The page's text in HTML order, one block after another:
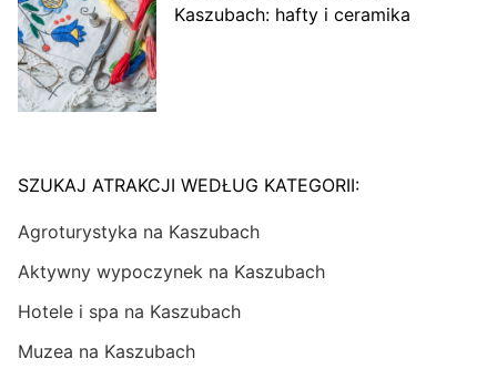
Kaszubach: hafty i ceramika
SZUKAJ ATRAKCJI WEDŁUG KATEGORII:
Agroturystyka na Kaszubach
Aktywny wypoczynek na Kaszubach
Hotele i spa na Kaszubach
Muzea na Kaszubach